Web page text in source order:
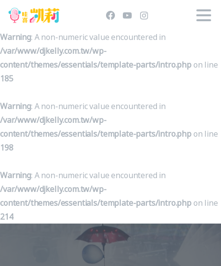
Warning: A non-numeric value encountered in
/var/www/djkelly.com.tw/wp-
content/themes/essentials/template-parts/intro.php on line
185
Warning: A non-numeric value encountered in
/var/www/djkelly.com.tw/wp-
content/themes/essentials/template-parts/intro.php on line
198
Warning: A non-numeric value encountered in
/var/www/djkelly.com.tw/wp-
content/themes/essentials/template-parts/intro.php on line
214